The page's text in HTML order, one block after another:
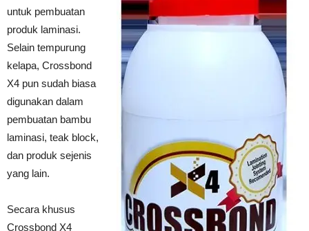
untuk pembuatan
produk laminasi.
Selain tempurung
kelapa, Crossbond
X4 pun sudah biasa
digunakan dalam
pembuatan bambu
laminasi, teak block,
dan produk sejenis
yang lain.
Secara khusus
Crossbond X4